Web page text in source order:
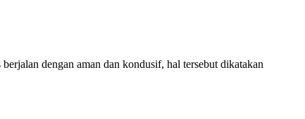
dengan aman dan kondusif, hal tersebut dikatakan